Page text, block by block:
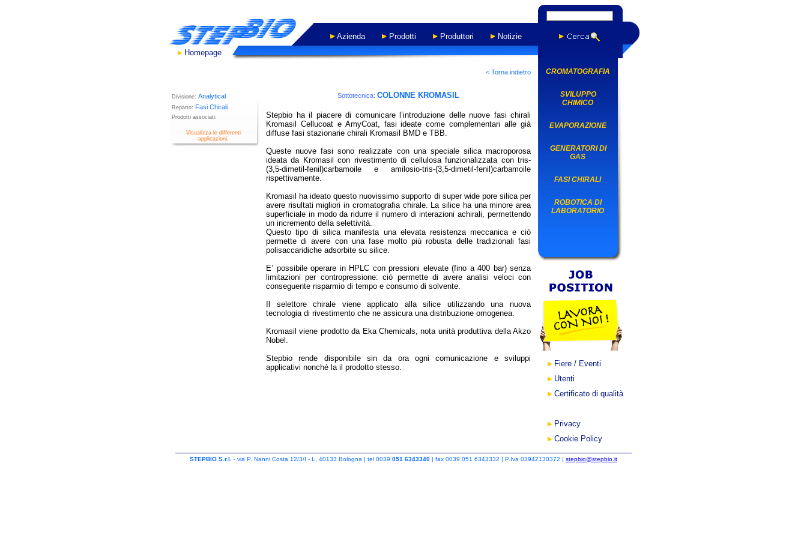
Azienda Prodotti Produttori
Notizie
Homepage
< Torna indietro
Divisione: Analytical
Reparto: Fasi Chirali
Prodotti associati:
Visualizza le differenti
applicazioni.
Sottotecnica: COLONNE KROMASIL
Stepbio ha il piacere di comunicare l’introduzione delle nuove fasi chirali
Kromasil Cellucoat e AmyCoat, fasi ideate come complementari alle già
diffuse fasi stazionarie chirali Kromasil BMD e TBB.
Queste nuove fasi sono realizzate con una speciale silica macroporosa
ideata da Kromasil con rivestimento di cellulosa funzionalizzata con tris-
(3,5-dimetil-fenil)carbamoile e amilosio-tris-(3,5-dimetil-fenil)carbamoile
rispettivamente.
Kromasil ha ideato questo nuovissimo supporto di super wide pore silica per
avere risultati migliori in cromatografia chirale. La silice ha una minore area
superficiale in modo da ridurre il numero di interazioni achirali, permettendo
un incremento della selettività.
Questo tipo di silica manifesta una elevata resistenza meccanica e ciò
permette di avere con una fase molto più robusta delle tradizionali fasi
polisaccaridiche adsorbite su silice.
E’ possibile operare in HPLC con pressioni elevate (fino a 400 bar) senza
limitazioni per contropressione: ciò permette di avere analisi veloci con
conseguente risparmio di tempo e consumo di solvente.
Il selettore chirale viene applicato alla silice utilizzando una nuova
tecnologia di rivestimento che ne assicura una distribuzione omogenea.
Kromasil viene prodotto da Eka Chemicals, nota unità produttiva della Akzo
Nobel.
Stepbio rende disponibile sin da ora ogni comunicazione e sviluppi
applicativi nonché la il prodotto stesso.
CROMATOGRAFIA
SVILUPPO
CHIMICO
EVAPORAZIONE
GENERATORI DI
GAS
FASI CHIRALI
ROBOTICA DI
LABORATORIO
Fiere / Eventi
Utenti
Certificato di qualità
Privacy
Cookie Policy
STEPBIO S.r.l. - via P. Nanni Costa 12/3/I - L, 40133 Bologna | tel 0039 051 6343340 | fax 0039 051 6343332 | P.Iva 03942130372 | stepbio@stepbio.it